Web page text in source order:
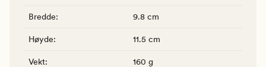
Bredde: 9.8 cm
Høyde: 11.5 cm
Vekt: 160 g